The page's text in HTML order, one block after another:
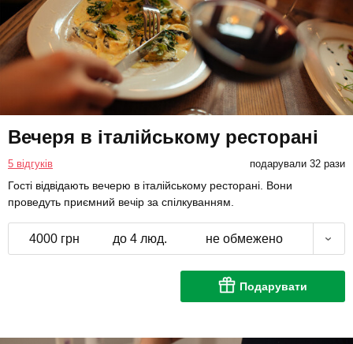
Вечеря в італійському ресторані
5 відгуків подарували 32 рази
Гості відвідають вечерю в італійському ресторані. Вони
проведуть приємний вечір за спілкуванням.
4000 грн до 4 люд. не обмежено
Подарувати